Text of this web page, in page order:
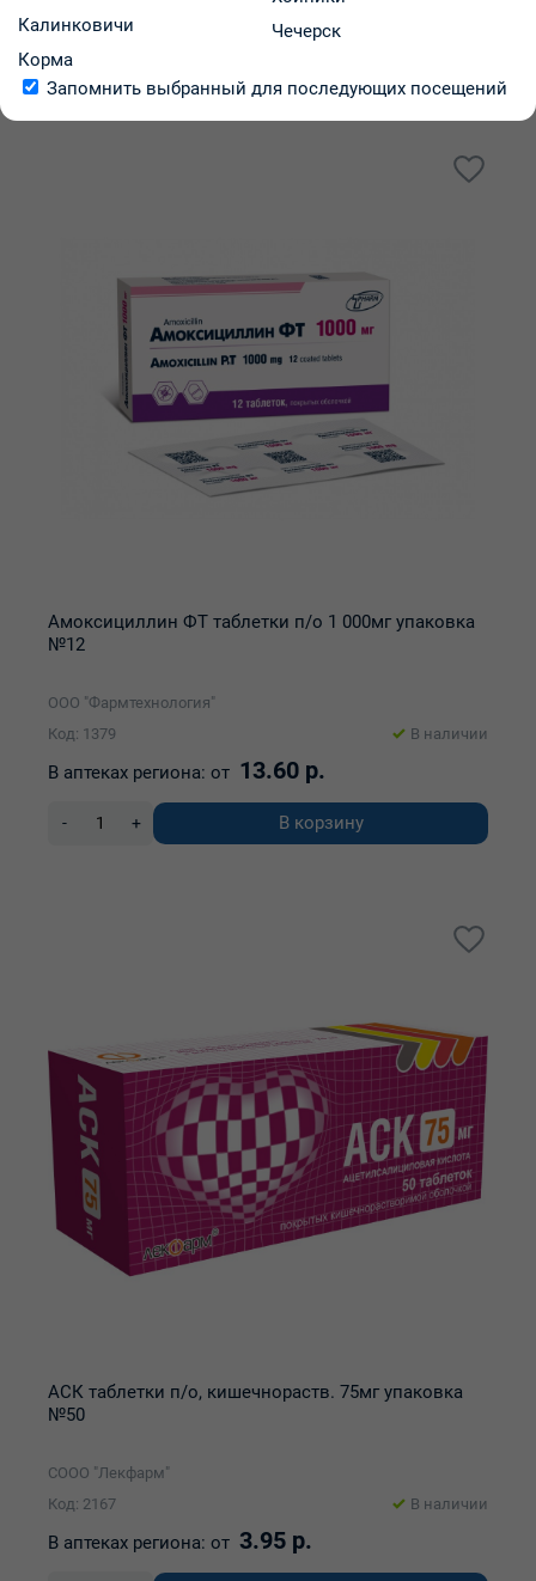
-
Амоксициллин ФТ таблетки п/о 1 000мг упаковка
№12
ООО "Фармтехнология"
Код: 1379
В наличии
В аптеках региона: от 13.60 р.
- + В корзину
АСК таблетки п/о, кишечнораств. 75мг упаковка
№50
СООО "Лекфарм"
Код: 2167
В наличии
В аптеках региона: от 3.95 р.
Калинковичи
Корма
Чечерск
Запомнить выбранный для последующих посещений